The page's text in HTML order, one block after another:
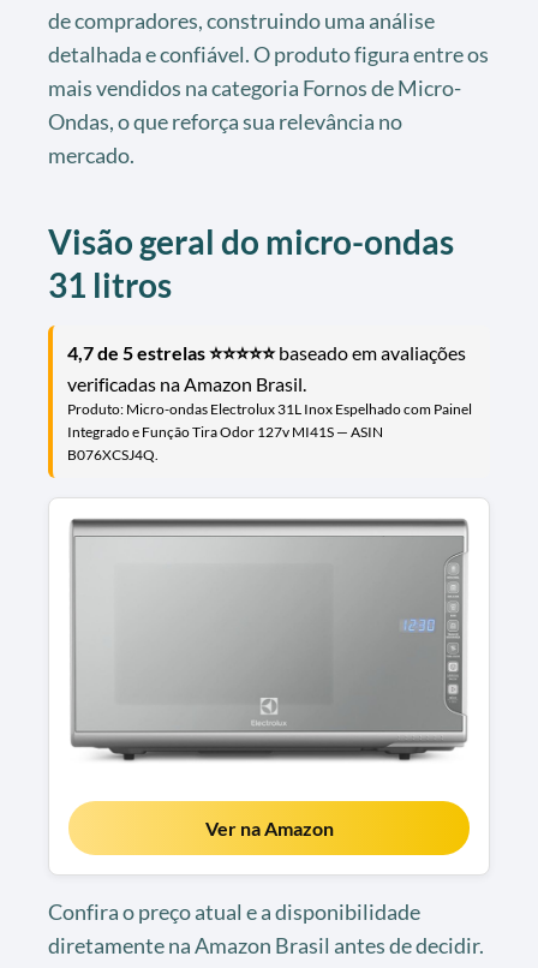
de compradores, construindo uma análise
detalhada e confiável. O produto figura entre os
mais vendidos na categoria Fornos de Micro-
Ondas, o que reforça sua relevância no
mercado.
Visão geral do micro-ondas
31 litros
4,7 de 5 estrelas ⭐⭐⭐⭐⭐baseado em avaliações
verificadas na Amazon Brasil.
Produto: Micro-ondas Electrolux 31L Inox Espelhado com Painel
Integrado e Função Tira Odor 127v MI41S — ASIN
B076XCSJ4Q.
Ver na Amazon
Confira o preço atual e a disponibilidade
diretamente na Amazon Brasil antes de decidir.